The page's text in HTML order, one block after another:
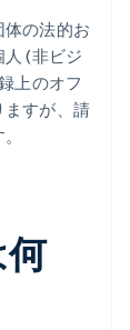
の法的お
(非ビジ
上のオフ
ますが、請